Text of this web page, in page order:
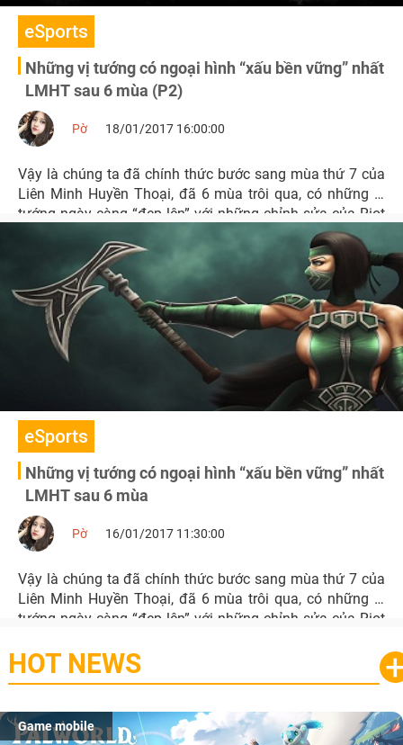
eSports
Những vị tướng có ngoại hình “xấu bền vững” nhất
LMHT sau 6 mùa (P2)
Pờ 18/01/2017 16:00:00
Vậy là chúng ta đã chính thức bước sang mùa thứ 7 của
Liên Minh Huyền Thoại, đã 6 mùa trôi qua, có những vị
tướng ngày càng “đẹp lên” với những chỉnh sửa của Riot
tuy nhiên vẫn có những vị tướng xấu bền vững theo thời
eSports
Những vị tướng có ngoại hình “xấu bền vững” nhất
LMHT sau 6 mùa
Pờ 16/01/2017 11:30:00
Vậy là chúng ta đã chính thức bước sang mùa thứ 7 của
Liên Minh Huyền Thoại, đã 6 mùa trôi qua, có những vị
tướng ngày càng “đẹp lên” với những chỉnh sửa của Riot
gian.
HOT NEWS
Game mobile